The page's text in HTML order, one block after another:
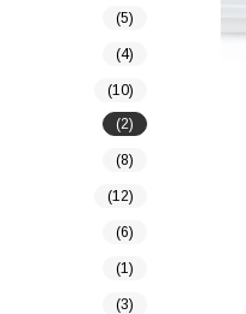
(5)
(4)
(10)
(2)
(8)
(12)
(6)
(1)
(3)